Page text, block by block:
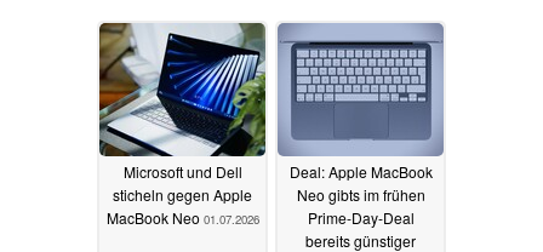
Microsoft und Dell
sticheln gegen Apple
MacBook Neo 01.07.2026
Deal: Apple MacBook
Neo gibts im frühen
Prime-Day-Deal
bereits günstiger